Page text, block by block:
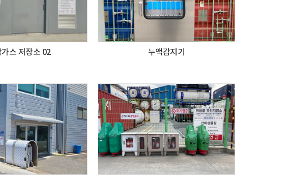
가스 저장소 02 누액감지기